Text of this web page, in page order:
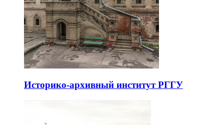
Историко-архивный институт РГГУ